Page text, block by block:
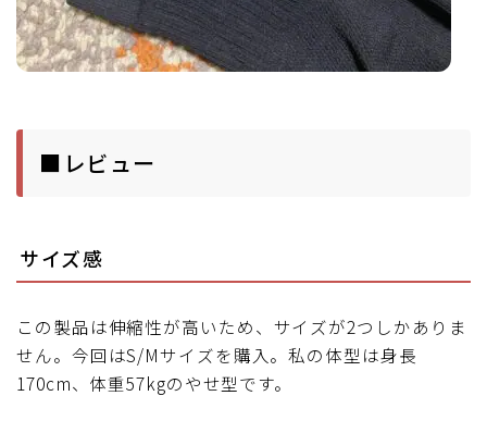
■レビュー
サイズ感
この製品は伸縮性が高いため、サイズが2つしかありま
せん。今回はS/Mサイズを購入。私の体型は身長
170cm、体重57kgのやせ型です。